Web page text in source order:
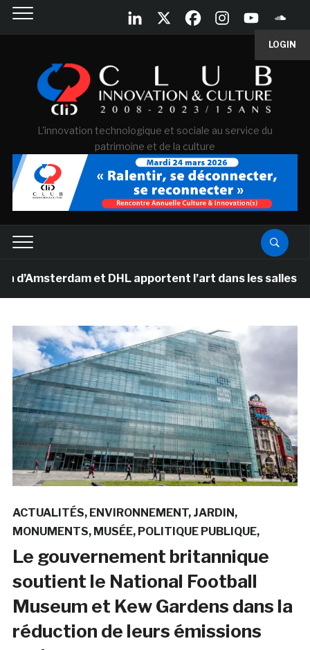
LOGIN
L'innovation technologique et sociale au service du
patrimoine et de la culture
et DHL apportent l’art dans les salles de
ACTUALITÉS ENVIRONNEMENT JARDIN
MONUMENTS MUSÉE POLITIQUE PUBLIQUE
Le gouvernement britannique
soutient le National Football
Museum et Kew Gardens dans la
réduction de leurs émissions